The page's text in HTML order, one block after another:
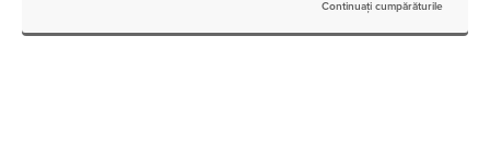
Continuați cumpărăturile